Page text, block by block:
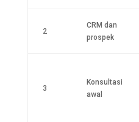
2
CRM dan
prospek
3
Konsultasi
awal